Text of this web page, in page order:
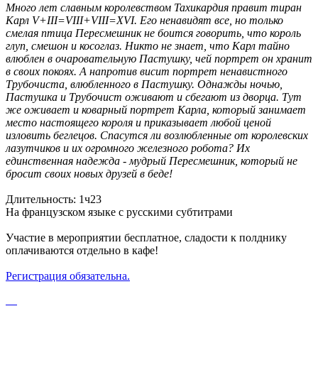
Много лет славным королевством Тахикардия правит тиран
Карл V+III=VIII+VIII=XVI. Его ненавидят все, но только
смелая птица Пересмешник не боится говорить, что король
глуп, смешон и косоглаз. Никто не знает, что Карл тайно
влюблен в очаровательную Пастушку, чей портрет он хранит
в своих покоях. А напротив висит портрет ненавистного
Трубочиста, влюбленного в Пастушку. Однажды ночью,
Пастушка и Трубочист оживают и сбегают из дворца. Тут
же оживает и коварный портрет Карла, который занимает
место настоящего короля и приказывает любой ценой
изловить беглецов. Спасутся ли возлюбленные от королевских
лазутчиков и их огромного железного робота? Их
единственная надежда - мудрый Пересмешник, который не
бросит своих новых друзей в беде!
Длительность: 1ч23
На французском языке с русскими субтитрами
Участие в мероприятии бесплатное, сладости к полднику
оплачиваются отдельно в кафе!
Регистрация обязательна.